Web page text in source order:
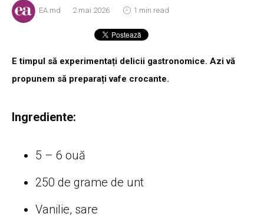
EA.md 2 mai 2026 1 min read
E timpul să experimentați delicii gastronomice. Azi vă
propunem să preparați vafe crocante.
Ingrediente:
5 – 6 ouă
250 de grame de unt
Vanilie, sare